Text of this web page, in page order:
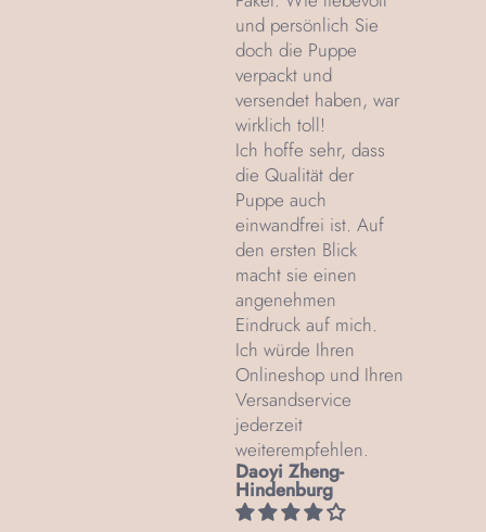
und persönlich Sie
doch die Puppe
verpackt und
versendet haben, war
wirklich toll!
Ich hoffe sehr, dass
die Qualität der
Puppe auch
einwandfrei ist. Auf
den ersten Blick
macht sie einen
angenehmen
Eindruck auf mich.
Ich würde Ihren
Onlineshop und Ihren
Versandservice
jederzeit
weiterempfehlen.
Daoyi Zheng-
Hindenburg